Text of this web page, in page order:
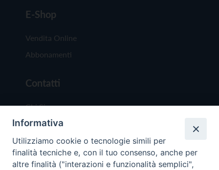
E-Shop
Vendita Online
Abbonamenti
Contatti
Chi Siamo
Redazione
Scrivici
Informativa
Utilizziamo cookie o tecnologie simili per
finalità tecniche e, con il tuo consenso, anche per
altre finalità ("interazioni e funzionalità semplici",